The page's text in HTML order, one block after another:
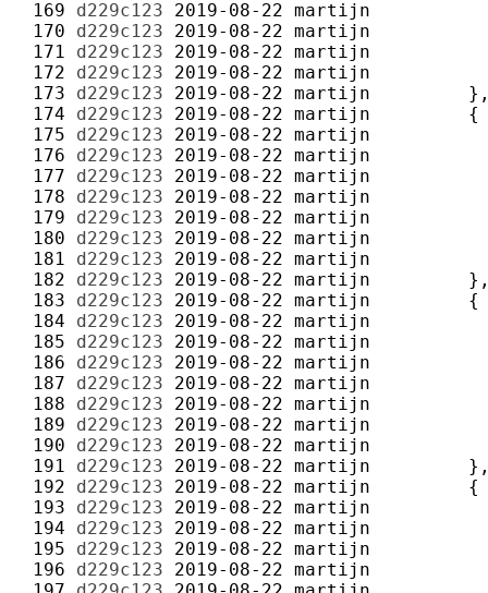
169 d229c123 2019-08-22 martijn
170 d229c123 2019-08-22 martijn
171 d229c123 2019-08-22 martijn
172 d229c123 2019-08-22 martijn
173 d229c123 2019-08-22 martijn
174 d229c123 2019-08-22 martijn
175 d229c123 2019-08-22 martijn
176 d229c123 2019-08-22 martijn
177 d229c123 2019-08-22 martijn
178 d229c123 2019-08-22 martijn
179 d229c123 2019-08-22 martijn
180 d229c123 2019-08-22 martijn
181 d229c123 2019-08-22 martijn
182 d229c123 2019-08-22 martijn
183 d229c123 2019-08-22 martijn
184 d229c123 2019-08-22 martijn
185 d229c123 2019-08-22 martijn
186 d229c123 2019-08-22 martijn
187 d229c123 2019-08-22 martijn
188 d229c123 2019-08-22 martijn
189 d229c123 2019-08-22 martijn
190 d229c123 2019-08-22 martijn
191 d229c123 2019-08-22 martijn
192 d229c123 2019-08-22 martijn
193 d229c123 2019-08-22 martijn
194 d229c123 2019-08-22 martijn
195 d229c123 2019-08-22 martijn
196 d229c123 2019-08-22 martijn